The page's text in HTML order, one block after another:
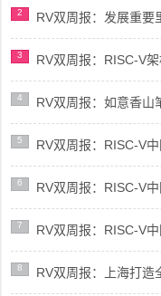
2 RV双周报：发展重要
3 RV双周报：RISC-V
4 RV双周报：如意香
5 RV双周报：RISC-V
6 RV双周报：RISC-V
7 RV双周报：RISC-V
8 RV双周报：上海打造